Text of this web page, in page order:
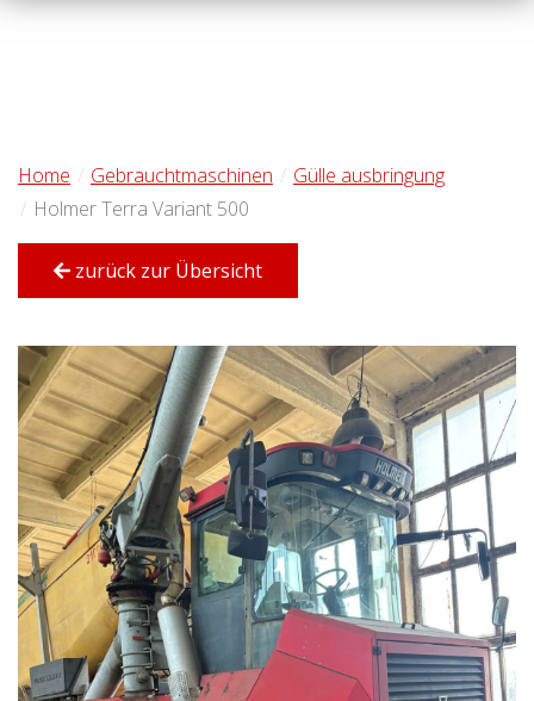
Home Gebrauchtmaschinen
Gülle ausbringung
Holmer Terra Variant 500
zurück zur Übersicht